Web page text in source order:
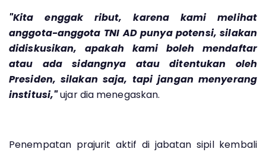
"Kita enggak ribut, karena kami melihat
anggota-anggota TNI AD punya potensi, silakan
didiskusikan, apakah kami boleh mendaftar
atau ada sidangnya atau ditentukan oleh
Presiden, silakan saja, tapi jangan menyerang
institusi,"ujar dia menegaskan.
Penempatan prajurit aktif di jabatan sipil kembali